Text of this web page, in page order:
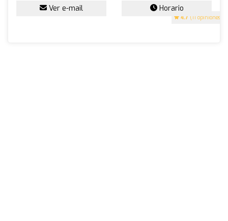
4.7 (11 opiniones)
Ver e-mail Horario